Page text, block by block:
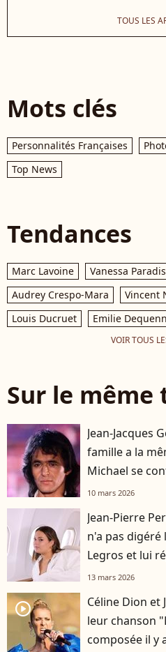
TOUS LES
Mots clés
Personnalités Françaises
Top News
Tendances
Marc Lavoine Vanessa Paradis
Audrey Crespo-Mara
Vincent
Louis Ducruet
Emilie
VOIR TOUS
Sur le même
Jean-Jacques
famille a la
Michael se
10 mars 2026
Jean-Pierre
n'a pas digéré
Legros et lui
13 mars 2026
player2
Céline Dion et
leur chanson
composée il y